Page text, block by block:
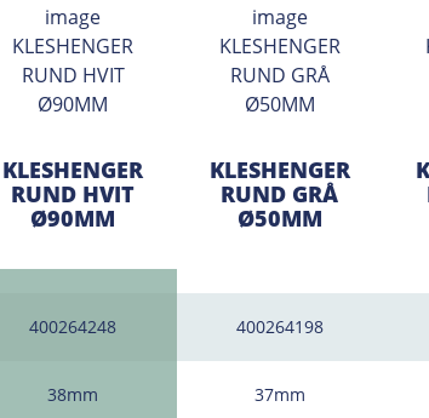
KLESHENGER
RUND HVIT
Ø90MM
400264248
38mm
KLESHENGER
RUND GRÅ
Ø50MM
400264198
37mm